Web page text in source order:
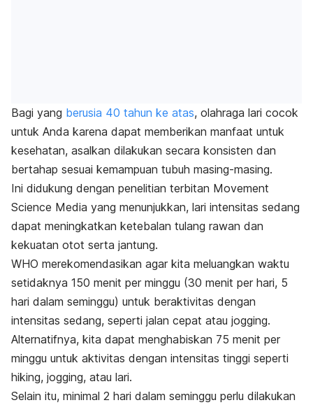
Bagi yang berusia 40 tahun ke atas, olahraga lari cocok
untuk Anda karena dapat memberikan manfaat untuk
kesehatan, asalkan dilakukan secara konsisten dan
bertahap sesuai kemampuan tubuh masing-masing.
Ini didukung dengan penelitian terbitan Movement
Science Media yang menunjukkan, lari intensitas sedang
dapat meningkatkan ketebalan tulang rawan dan
kekuatan otot serta jantung.
WHO merekomendasikan agar kita meluangkan waktu
setidaknya 150 menit per minggu (30 menit per hari, 5
hari dalam seminggu) untuk beraktivitas dengan
intensitas sedang, seperti jalan cepat atau jogging.
Alternatifnya, kita dapat menghabiskan 75 menit per
minggu untuk aktivitas dengan intensitas tinggi seperti
hiking, jogging, atau lari.
Selain itu, minimal 2 hari dalam seminggu perlu dilakukan